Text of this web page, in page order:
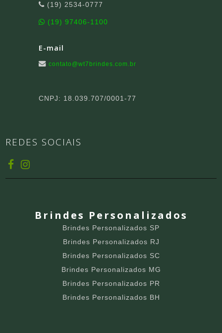
(19) 2534-0777
(19) 97406-1100
E-mail
contato@wt7brindes.com.br
CNPJ: 18.039.707/0001-77
REDES SOCIAIS
Brindes Personalizados
Brindes Personalizados SP
Brindes Personalizados RJ
Brindes Personalizados SC
Brindes Personalizados MG
Brindes Personalizados PR
Brindes Personalizados BH